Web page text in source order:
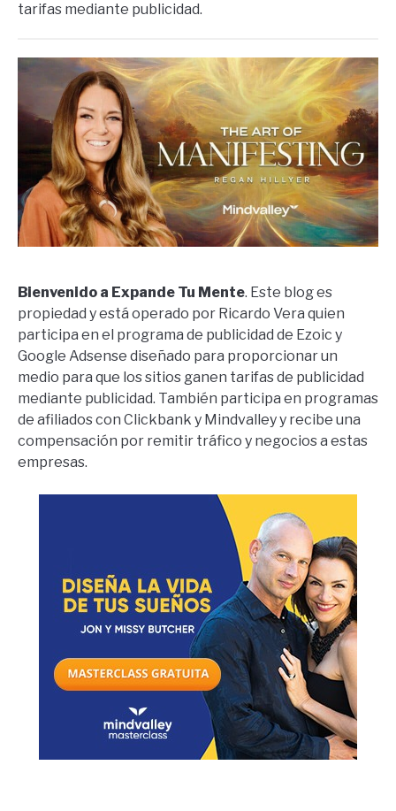
tarifas mediante publicidad.
Bienvenido a Expande Tu Mente. Este blog es
propiedad y está operado por Ricardo Vera quien
participa en el programa de publicidad de Ezoic y
Google Adsense diseñado para proporcionar un
medio para que los sitios ganen tarifas de publicidad
mediante publicidad. También participa en programas
de afiliados con Clickbank y Mindvalley y recibe una
compensación por remitir tráfico y negocios a estas
empresas.